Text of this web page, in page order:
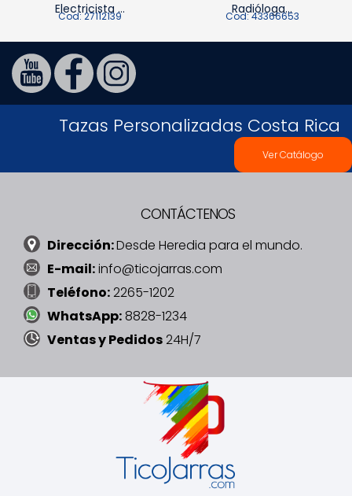
Electricista ...
Cod: 27112139
Radióloga...
Cod: 43366653
Tazas Personalizadas Costa Rica
Ver Catálogo
CONTÁCTENOS
Dirección:Desde Heredia para el mundo.
E-mail:info@ticojarras.com
Teléfono:2265-1202
WhatsApp:8828-1234
Ventas y Pedidos24H/7